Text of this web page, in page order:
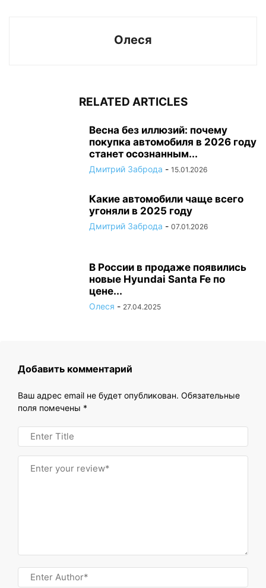
Олеся
RELATED ARTICLES
Весна без иллюзий: почему
покупка автомобиля в 2026 году
станет осознанным...
Дмитрий Заброда - 15.01.2026
Какие автомобили чаще всего
угоняли в 2025 году
Дмитрий Заброда - 07.01.2026
В России в продаже появились
новые Hyundai Santa Fe по
цене...
Олеся - 27.04.2025
Добавить комментарий
Ваш адрес email не будет опубликован. Обязательные
поля помечены *